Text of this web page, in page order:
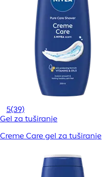
5(39)
Gel za tuširanje
Creme Care gel za tuširanje